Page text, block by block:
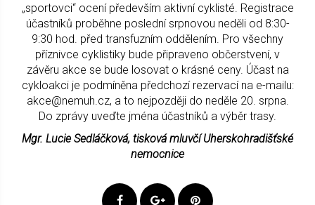
„sportovci“ ocení především aktivní cyklisté. Registrace
účastníků proběhne poslední srpnovou neděli od 8:30-
9:30 hod. před transfuzním oddělením. Pro všechny
příznivce cyklistiky bude připraveno občerstvení, v
závěru akce se bude losovat o krásné ceny. Účast na
cykloakci je podmíněna předchozí rezervací na e-mailu:
akce@nemuh.cz, a to nejpozději do neděle 20. srpna.
Do zprávy uveďte jména účastníků a výběr trasy.
Mgr. Lucie Sedláčková, tisková mluvčí Uherskohradišťské
nemocnice